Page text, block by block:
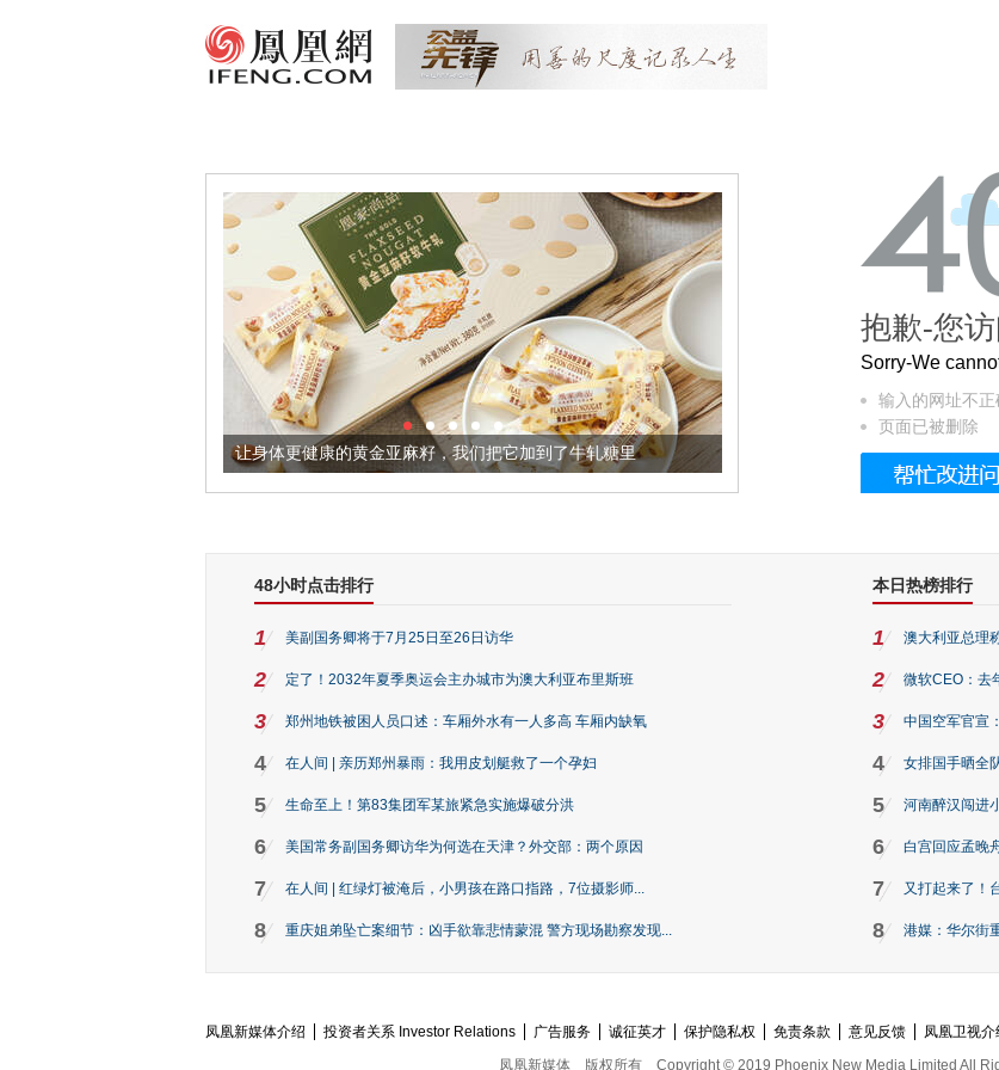
让身体更健康的黄金亚麻籽，我们把它加到了牛轧糖里 被列入佛家七宝的它到底有多美？
抱歉-您
Sorry-We
输入的网址不正
页面已被删除
48小时点击排行
1 美副国务卿将于7月25日至26日访华
2 定了！2032年夏季奥运会主办城市为澳大利亚布里斯班
3 郑州地铁被困人员口述：车厢外水有一人多高 车厢内缺氧
4 在人间 | 亲历郑州暴雨：我用皮划艇救了一个孕妇
5 生命至上！第83集团军某旅紧急实施爆破分洪
6 美国常务副国务卿访华为何选在天津？外交部：两个原因
7 在人间 | 红绿灯被淹后，小男孩在路口指路，7位摄影师...
8 重庆姐弟坠亡案细节：凶手欲靠悲情蒙混 警方现场勘察发现...
本日热榜排行
1 澳大利亚总理
2 微软CEO：去
3 中国空军官宣
4 女排国手晒全
5 河南醉汉闯进
6 白宫回应孟晚
7 又打起来了！
8 港媒：华尔街
凤凰新媒体介绍 投资者关系 Investor Relations 广告服务 诚征英才 保护隐私权 免责条款 意见反馈 凤凰卫视介
凤凰新媒体
版权所有 Copyright © 2019 Phoenix New Media Limited All